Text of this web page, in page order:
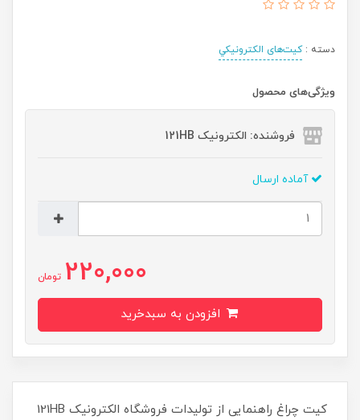
دسته :کیت‌های الکترونیکي
ویژگی‌های محصول
فروشنده: الکترونیک 121HB
آماده ارسال
220,000 تومان
کیت چراغ راهنمایی از تولیدات فروشگاه الکترونیک 121HB